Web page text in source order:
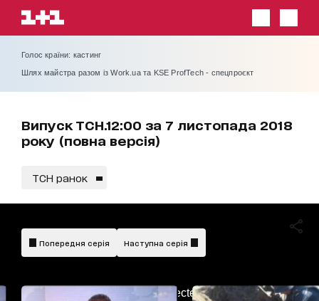
Голос країни: кастинг
Шлях майстра разом із Work.ua та KSE ProfTech - спецпроєкт
Випуск ТСН.12:00 за 7 листопада 2018
року (повна версія)
ТСН ранок
AdBlockDetected!
Попередня серія Наступна серія